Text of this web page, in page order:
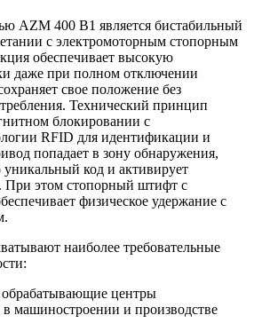
AZM 400 B1 является бистабильный
с электромоторным стопорным
обеспечивает высокую
даже при полном отключении
свое положение без
Технический принцип
блокировании с
RFID для идентификации и
попадает в зону обнаружения,
уникальный код и активирует
При этом стопорный штифт с
физическое удержание с
наиболее требовательные
центры
машиностроении и производстве